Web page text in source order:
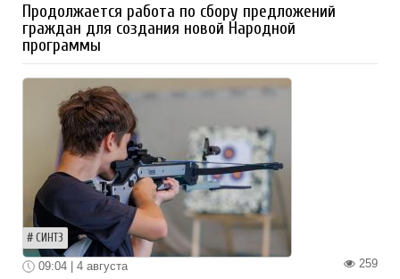
Продолжается работа по сбору предложений
граждан для создания новой Народной
программы
СИНТЗ
259
09:04 | 4 августа